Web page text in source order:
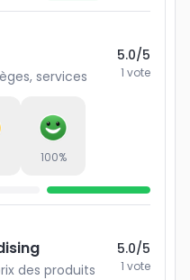
services
5.0/5
1 vote
100%
des produits
5.0/5
1 vote